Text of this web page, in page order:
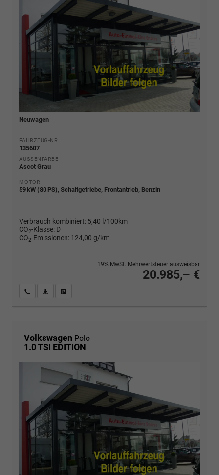
Neuwagen
FAHRZEUG-NR.
135607
AUSSENFARBE
Ascot Grau
MOTOR
59 kW (80 PS), Schaltgetriebe, Frontantrieb, Benzin
Verbrauch kombiniert: 5,40 l/100km
CO2-Klasse: D
CO2-Emissionen: 124,00 g/km
20.985,– €
19% MwSt. Mehrwertsteuer ausweisbar
Wir rufen Sie anPDF-Fahrzeugexposé drucken
Volkswagen Polo
1.0 TSI EDITION